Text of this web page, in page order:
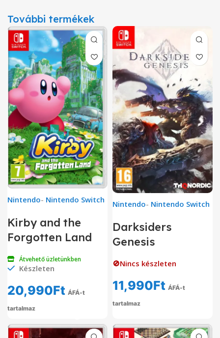
További termékek
Nintendo- Nintendo Switch
Kirby and the
Forgotten Land
Átvehető üzletünkben
Készleten
20,990Ft ÁFÁ-t
tartalmaz
Nintendo- Nintendo Switch
Darksiders
Genesis
🚫Nincs készleten
11,990Ft ÁFÁ-t
tartalmaz